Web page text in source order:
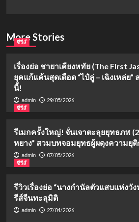
More Stories
ซีรีส์
เรื่องย่อ ชายาเคียงหทัย (The First
ยุคแก้แค้นสุดเดือด “ไป๋ลู่ – เฉิงเหล่ย”
นี้!
admin
29/05/2026
ซีรีส์
รีเมกครั้งใหญ่! จั่นเจาตะลุยยุทธภพ
หยาง” สวมบทจอมยุทธผู้ผดุงความยุ
admin
07/05/2026
ซีรีส์
รีวิวเรื่องย่อ “นางกำนัลตัวแสบแห่งวั
รีส์จีนทะลุมิติ
admin 27/04/2026